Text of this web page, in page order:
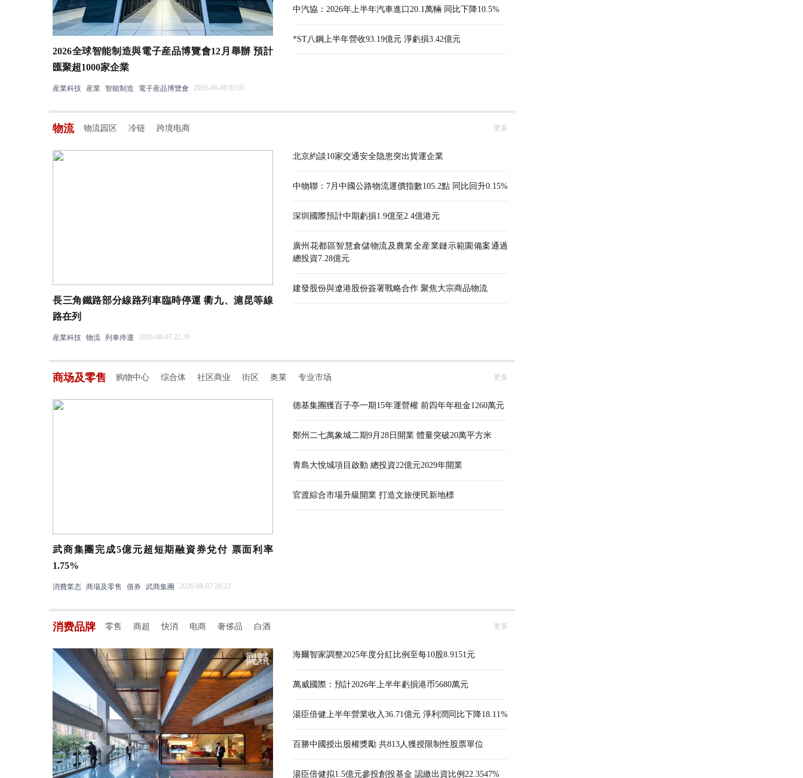
2026全球智能制造與電子産品博覽會12月舉辦 預計
匯聚超1000家企業
産業科技 産業 智能制造 電子産品博覽會 2026-08-08 02:05
中汽協：2026年上半年汽車進口20.1萬輛 同比下降10.5%
*ST八鋼上半年營收93.19億元 淨虧損3.42億元
物流 物流园区 冷链 跨境电商 更多
長三角鐵路部分線路列車臨時停運 衢九、滬昆等線
路在列
産業科技 物流 列車停運 2026-08-07 22:39
北京約談10家交通安全隐患突出貨運企業
中物聯：7月中國公路物流運價指數105.2點 同比回升0.15%
深圳國際預計中期虧損1.9億至2.4億港元
廣州花都區智慧倉儲物流及農業全産業鏈示範園備案通過
總投資7.28億元
建發股份與遼港股份簽署戰略合作 聚焦大宗商品物流
商场及零售 购物中心 综合体 社区商业 街区 奥莱 专业市场 更多
武商集團完成5億元超短期融資券兌付 票面利率
1.75%
消費業态 商場及零售 債券 武商集團 2026-08-07 20:22
德基集團獲百子亭一期15年運營權 前四年年租金1260萬元
鄭州二七萬象城二期9月28日開業 體量突破20萬平方米
青島大悅城項目啟動 總投資22億元2029年開業
官渡綜合市場升級開業 打造文旅便民新地標
消费品牌 零售 商超 快消 电商 奢侈品 白酒 更多
海爾智家調整2025年度分紅比例至每10股8.9151元
萬威國際：預計2026年上半年虧損港币5680萬元
湯臣倍健上半年營業收入36.71億元 淨利潤同比下降18.11%
百勝中國授出股權獎勵 共813人獲授限制性股票單位
湯臣倍健拟1.5億元參投創投基金 認繳出資比例22.3547%